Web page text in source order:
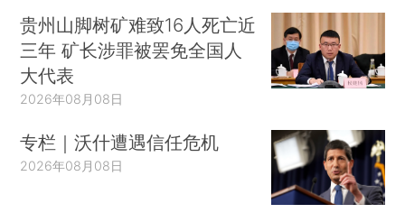
贵州山脚树矿难致16人死亡近
三年 矿长涉罪被罢免全国人
大代表
2026年08月08日
专栏｜沃什遭遇信任危机
2026年08月08日